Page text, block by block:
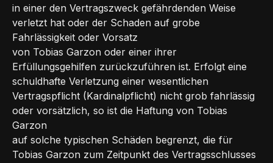
in einer den Vertragszweck gefährdenden Weise
verletzt hat oder der Schaden auf grobe
Fahrlässigkeit oder Vorsatz
von Tobias Garzon oder einer ihrer
Erfüllungsgehilfen zurückzuführen ist. Erfolgt eine
schuldhafte Verletzung einer wesentlichen
Vertragspflicht (Kardinalpflicht) nicht grob fahrlässig
oder vorsätzlich, so ist die Haftung von Tobias
Garzon
auf solche typischen Schäden begrenzt, die für
Tobias Garzon zum Zeitpunkt des Vertragsschlusses